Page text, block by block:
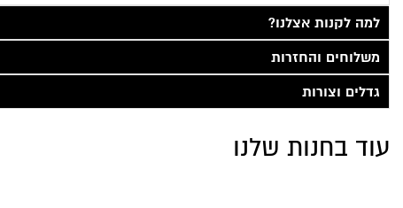
למה לקנות אצלנו?
משלוחים והחזרות
גדלים וצורות
עוד בחנות שלנו